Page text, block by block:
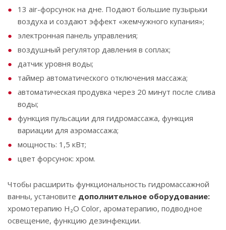
13 air-форсунок на дне. Подают большие пузырьки
воздуха и создают эффект «жемчужного купания»;
электронная панель управления;
воздушный регулятор давления в соплах;
датчик уровня воды;
таймер автоматического отключения массажа;
автоматическая продувка через 20 минут после слива
воды;
функция пульсации для гидромассажа, функция
вариации для аэромассажа;
мощность: 1,5 кВт;
цвет форсунок: хром.
Чтобы расширить функциональность гидромассажной
ванны, установите дополнительное оборудование:
хромотерапию ‌H₂O‌ ‌Color,‌ ‌ароматерапию,‌ ‌подводное
‌освещение,‌ функцию ‌дезинфекции.